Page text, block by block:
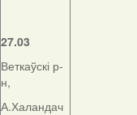
27.03
Веткаўскі р-
н,
А.Халандач